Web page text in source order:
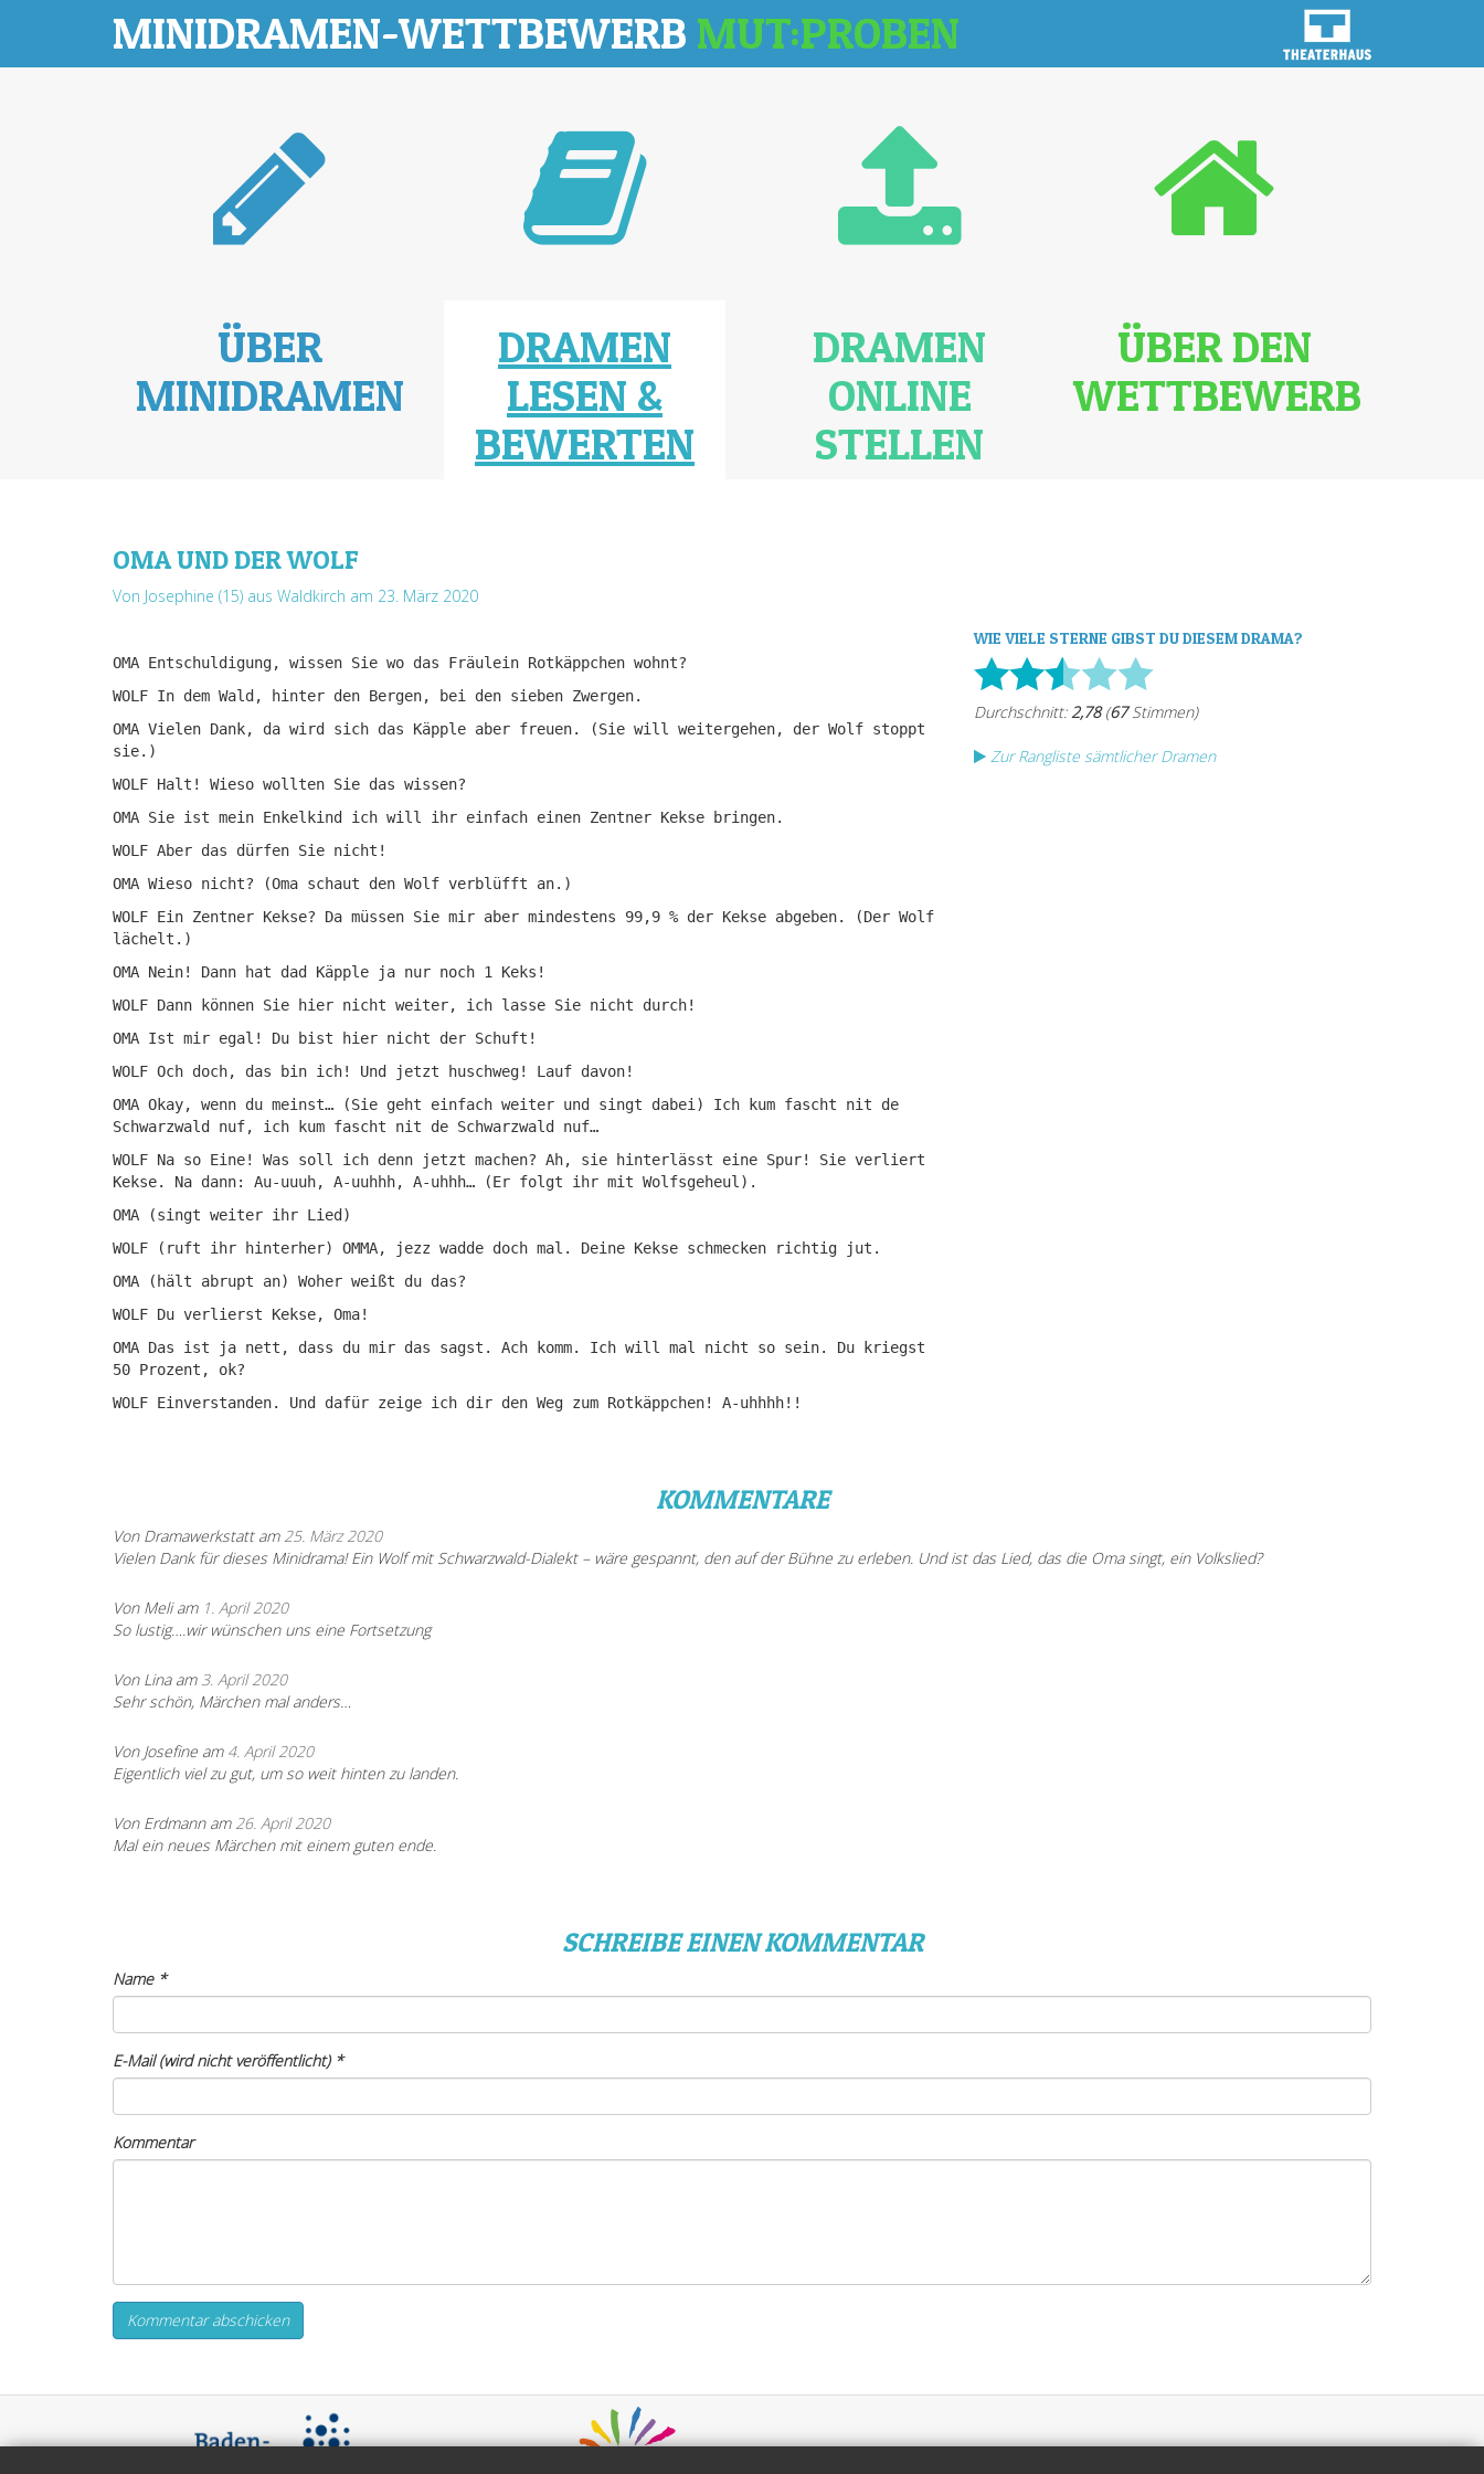
MINIDRAMEN-WETTBEWERB MUT:PROBEN
ÜBER
MINIDRAMEN
DRAMEN
LESEN &
BEWERTEN
DRAMEN
ONLINE
STELLEN
ÜBER DEN
WETTBEWERB
OMA UND DER WOLF
Von Josephine (15) aus Waldkirch am 23. März 2020
OMA Entschuldigung, wissen Sie wo das Fräulein Rotkäppchen wohnt?
WOLF In dem Wald, hinter den Bergen, bei den sieben Zwergen.
OMA Vielen Dank, da wird sich das Käpple aber freuen. (Sie will weitergehen, der Wolf stoppt
sie.)
WOLF Halt! Wieso wollten Sie das wissen?
OMA Sie ist mein Enkelkind ich will ihr einfach einen Zentner Kekse bringen.
WOLF Aber das dürfen Sie nicht!
OMA Wieso nicht? (Oma schaut den Wolf verblüfft an.)
WOLF Ein Zentner Kekse? Da müssen Sie mir aber mindestens 99,9 % der Kekse abgeben. (Der Wolf
lächelt.)
OMA Nein! Dann hat dad Käpple ja nur noch 1 Keks!
WOLF Dann können Sie hier nicht weiter, ich lasse Sie nicht durch!
OMA Ist mir egal! Du bist hier nicht der Schuft!
WOLF Och doch, das bin ich! Und jetzt huschweg! Lauf davon!
OMA Okay, wenn du meinst… (Sie geht einfach weiter und singt dabei) Ich kum fascht nit de
Schwarzwald nuf, ich kum fascht nit de Schwarzwald nuf…
WOLF Na so Eine! Was soll ich denn jetzt machen? Ah, sie hinterlässt eine Spur! Sie verliert
Kekse. Na dann: Au-uuuh, A-uuhhh, A-uhhh… (Er folgt ihr mit Wolfsgeheul).
OMA (singt weiter ihr Lied)
WOLF (ruft ihr hinterher) OMMA, jezz wadde doch mal. Deine Kekse schmecken richtig jut.
OMA (hält abrupt an) Woher weißt du das?
WOLF Du verlierst Kekse, Oma!
OMA Das ist ja nett, dass du mir das sagst. Ach komm. Ich will mal nicht so sein. Du kriegst
50 Prozent, ok?
WOLF Einverstanden. Und dafür zeige ich dir den Weg zum Rotkäppchen! A-uhhhh!!
WIE VIELE STERNE GIBST DU DIESEM DRAMA?
Zur Rangliste sämtlicher Dramen
KOMMENTARE
Von Dramawerkstatt am 25. März 2020
Vielen Dank für dieses Minidrama! Ein Wolf mit Schwarzwald-Dialekt – wäre gespannt, den auf der Bühne zu erleben. Und ist das Lied, das die Oma singt, ein Volkslied?
Von Meli am 1. April 2020
So lustig….wir wünschen uns eine Fortsetzung
Von Lina am 3. April 2020
Sehr schön, Märchen mal anders…
Von Josefine am 4. April 2020
Eigentlich viel zu gut, um so weit hinten zu landen.
Von Erdmann am 26. April 2020
Mal ein neues Märchen mit einem guten ende.
SCHREIBE EINEN KOMMENTAR
Name*
E-Mail (wird nicht veröffentlicht)*
Kommentar